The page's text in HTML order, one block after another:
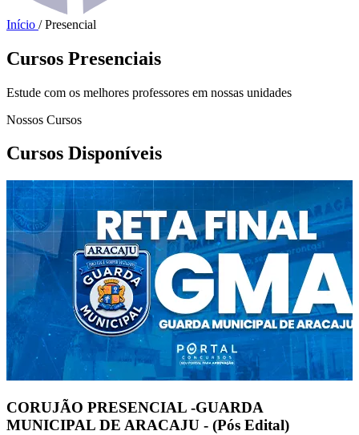
Início / Presencial
Cursos Presenciais
Estude com os melhores professores em nossas unidades
Nossos Cursos
Cursos Disponíveis
CORUJÃO PRESENCIAL -GUARDA
MUNICIPAL DE ARACAJU - (Pós Edital)